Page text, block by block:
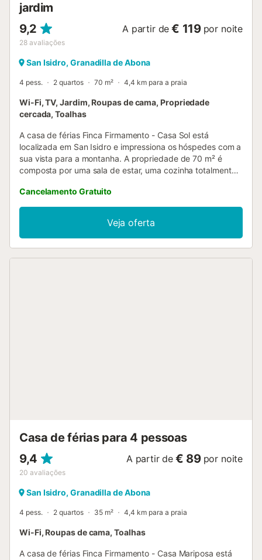
jardim
9,2
28 avaliações
A partir de € 119 por noite
San Isidro, Granadilla de Abona
4 pess. 2 quartos 70 m² 4,4 km para a praia
Wi-Fi, TV, Jardim, Roupas de cama, Propriedade
cercada, Toalhas
A casa de férias Finca Firmamento - Casa Sol está
localizada em San Isidro e impressiona os hóspedes com a
sua vista para a montanha. A propriedade de 70 m² é
composta por uma sala de estar, uma cozinha totalmente
acomodar 4 pessoas. As comodidades adicionais incluem
Wi-Fi de alta velocidade (adequado para chamadas de
vídeo) com um espaço de trabalho dedicado para
escritório em casa, bem como uma máquina de lavar
roupa. O destaque deste alojamento é a sua área exterior
Cancelamento Gratuito
Veja oferta
Casa de férias para 4 pessoas
9,4
20 avaliações
A partir de € 89 por noite
San Isidro, Granadilla de Abona
4 pess. 2 quartos 35 m² 4,4 km para a praia
Wi-Fi, Roupas de cama, Toalhas
A casa de férias Finca Firmamento - Casa Mariposa está